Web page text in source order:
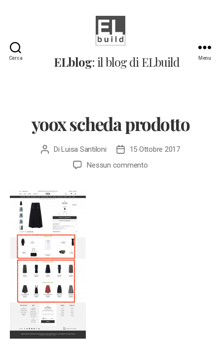
Cerca
Il
blog
ELblog: il blog di ELbuild Menu
yoox scheda prodotto
Autore
DiLuisa Santiloni
Data
dell'articolo
15 Ottobre 2017
Nessun commentosu